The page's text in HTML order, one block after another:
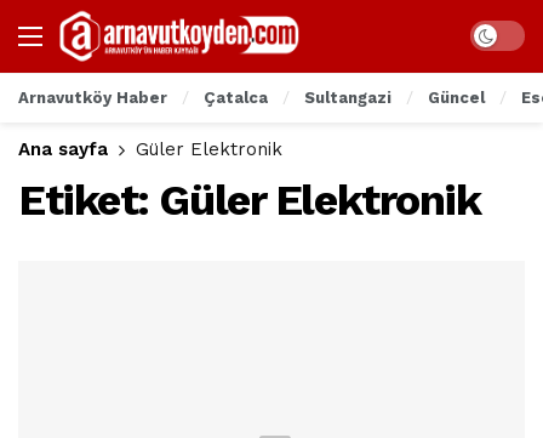
Arnavutköy Haber Çatalca Sultangazi Güncel
Ana sayfa Güler Elektronik
Etiket: Güler Elektronik